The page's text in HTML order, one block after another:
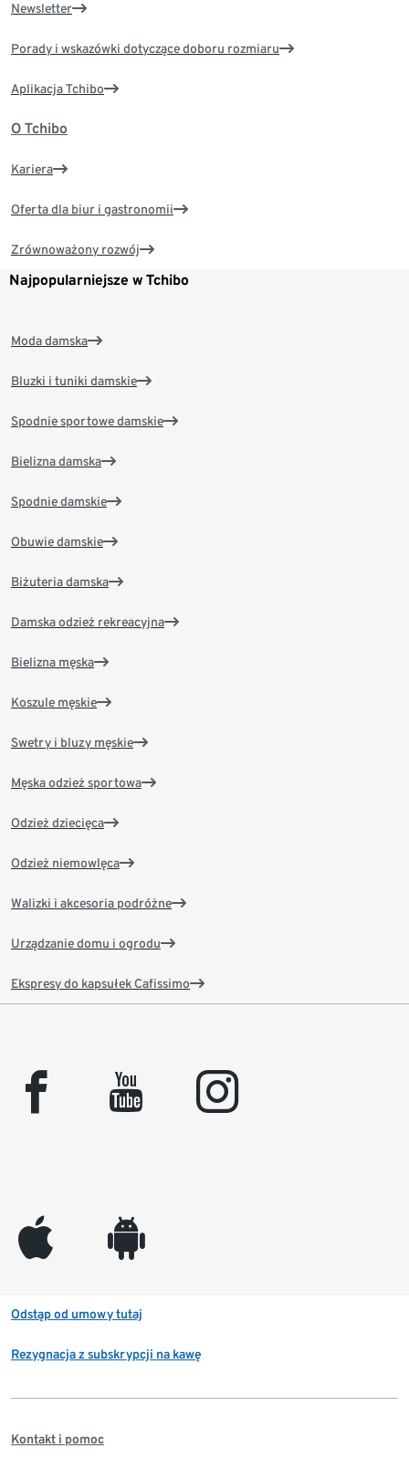
Newsletter
Porady i wskazówki dotyczące doboru rozmiaru
Aplikacja Tchibo
O Tchibo
Kariera
Oferta dla biur i gastronomii
Zrównoważony rozwój
Najpopularniejsze w Tchibo
Moda damska
Bluzki i tuniki damskie
Spodnie sportowe damskie
Bielizna damska
Spodnie damskie
Obuwie damskie
Biżuteria damska
Damska odzież rekreacyjna
Bielizna męska
Koszule męskie
Swetry i bluzy męskie
Męska odzież sportowa
Odzież dziecięca
Odzież niemowlęca
Walizki i akcesoria podróżne
Urządzanie domu i ogrodu
Ekspresy do kapsułek Cafissimo
facebook youtube instagram
appleinc android
Odstąp od umowy tutaj
Rezygnacja z subskrypcji na kawę
Kontakt i pomoc